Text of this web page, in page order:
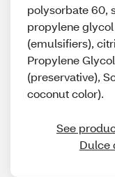
polysorbate 60,
propylene
(emulsifiers),
Propylene
(preservative),
coconut color).
See
Dulce